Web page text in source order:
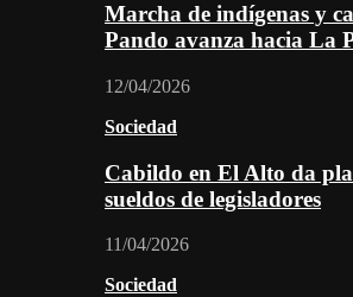
Marcha de indígenas y
Pando avanza hacia La
12/04/2026
Sociedad
Cabildo en El Alto da
sueldos de legisladores
11/04/2026
Sociedad